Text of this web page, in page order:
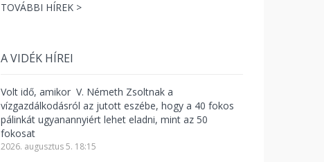
TOVÁBBI HÍREK >
A VIDÉK HÍREI
Volt idő, amikor V. Németh Zsoltnak a
vízgazdálkodásról az jutott eszébe, hogy a 40 fokos
pálinkát ugyanannyiért lehet eladni, mint az 50
fokosat
2026. augusztus 5. 18:15